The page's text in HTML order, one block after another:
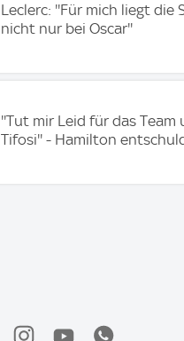
Leclerc: ''Für mich liegt die
nicht nur bei Oscar''
''Tut mir Leid für das Team
Tifosi'' - Hamilton